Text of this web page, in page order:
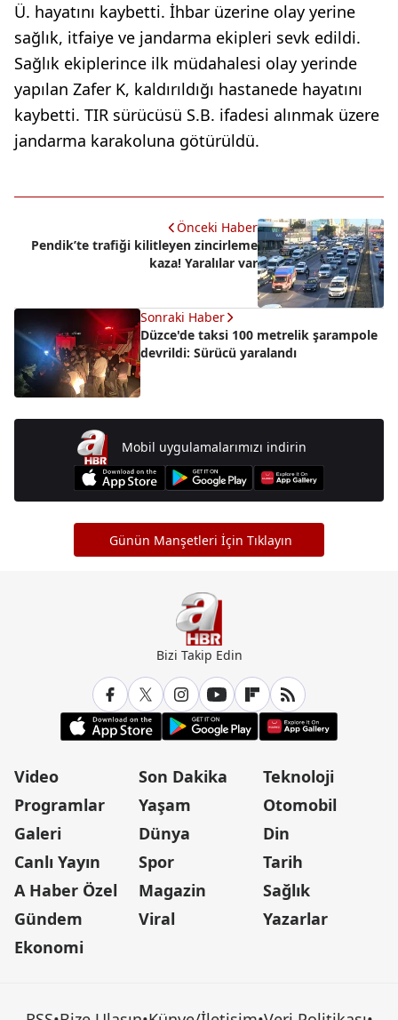
Ü. hayatını kaybetti. İhbar üzerine olay yerine
sağlık, itfaiye ve jandarma ekipleri sevk edildi.
Sağlık ekiplerince ilk müdahalesi olay yerinde
yapılan Zafer K, kaldırıldığı hastanede hayatını
kaybetti. TIR sürücüsü S.B. ifadesi alınmak üzere
jandarma karakoluna götürüldü.
Önceki Haber
Pendik’te trafiği kilitleyen zincirleme
kaza! Yaralılar var
Sonraki Haber
Düzce'de taksi 100 metrelik şarampole
devrildi: Sürücü yaralandı
Mobil uygulamalarımızı indirin
Günün Manşetleri İçin Tıklayın
Bizi Takip Edin
Video
Programlar
Galeri
Canlı Yayın
A Haber Özel
Gündem
Ekonomi
Son Dakika
Yaşam
Dünya
Spor
Magazin
Viral
Teknoloji
Otomobil
Din
Tarih
Sağlık
Yazarlar